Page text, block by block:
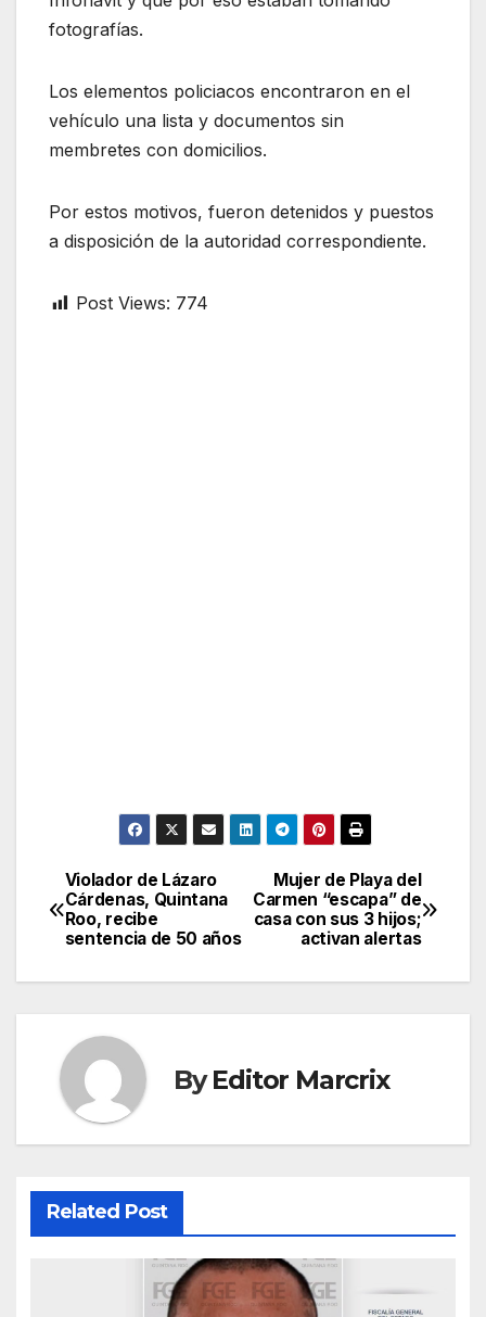
fotografías.
Los elementos policiacos encontraron en el
vehículo una lista y documentos sin
membretes con domicilios.
Por estos motivos, fueron detenidos y puestos
a disposición de la autoridad correspondiente.
Post Views: 774
Post
navigation
Mujer de Playa del
Carmen “escapa” de
casa con sus 3 hijos;
activan alertas
Violador de Lázaro
Cárdenas, Quintana
Roo, recibe
sentencia de 50 años
ByEditor Marcrix
Related Post